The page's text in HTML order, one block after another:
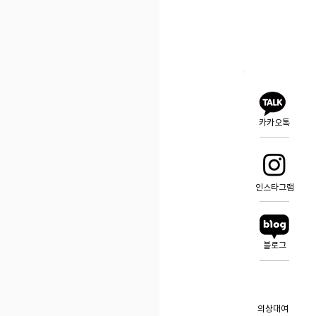
카카오톡
인스타그램
블로그
의상대여